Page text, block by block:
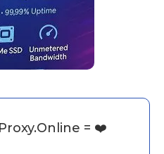
iProxy.Online = ❤️